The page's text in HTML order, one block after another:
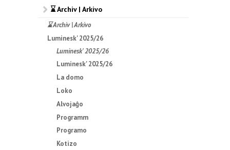
⌛ Archiv | Arkivo
⌛ Archiv | Arkivo
Luminesk' 2025/26
Luminesk' 2025/26
Luminesk' 2025/26
La domo
Loko
Alvojaĝo
Programm
Programo
Kotizo